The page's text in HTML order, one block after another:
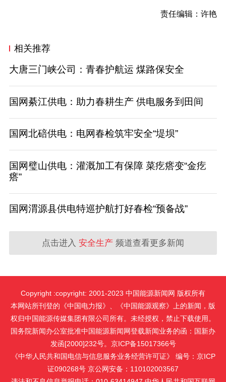
责任编辑：许艳
相关推荐
大唐三门峡公司：青春护航运 煤路保安全
国网綦江供电：助力春耕生产 供电服务到田间
国网北碚供电：电网春检筑牢安全“堤坝”
国网璧山供电：灌溉加工有保障 菜疙瘩变“金疙
瘩”
国网渭源县供电特巡护航打好春检“预备战”
点击进入 安全生产 频道查看更多新闻
Copyright :copyright: 2001-2023 中国能源新闻网 版权所有
本网站所刊登的《中国电力报》、《中国能源观察》上的新闻，版
权归中国能源传媒集团有限公司所有。未经授权，禁止下载使用。
国务院新闻办公室批准中国能源新闻网登载新闻业务的函：国新办
发函[2000]232号。京ICP备15017366号
《中华人民共和国电信与信息服务业务经营许可证》 编号：京ICP
证090268号 京公网安备：110102003567